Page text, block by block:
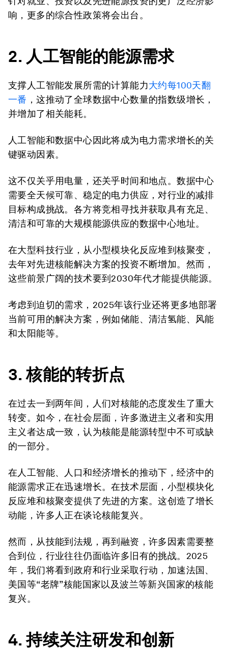
响，更多的综合性政策将会出台。
2. 人工智能的能源需求
支撑人工智能发展所需的计算能力大约每100天翻
一番 ，这推动了全球数据中心数量的指数级增长，
并增加了相关能耗。
人工智能和数据中心因此将成为电力需求增长的关
键驱动因素。
这不仅关乎用电量，还关乎时间和地点。数据中心
需要全天候可靠、稳定的电力供应，对行业的减排
目标构成挑战。各方将竞相寻找并获取具有充足、
清洁和可靠的大规模能源供应的数据中心地址。
在大型科技行业，从小型模块化反应堆到核聚变，
去年对先进核能解决方案的投资不断增加。然而，
这些前景广阔的技术要到2030年代才能提供能源。
考虑到迫切的需求，2025年该行业还将更多地部署
当前可用的解决方案，例如储能、清洁氢能、风能
和太阳能等。
3.核能的转折点
在过去一到两年间，人们对核能的态度发生了重大
转变。如今，在社会层面，许多激进主义者和实用
主义者达成一致，认为核能是能源转型中不可或缺
的一部分。
在人工智能、人口和经济增长的推动下，经济中的
能源需求正在迅速增长。在技术层面，小型模块化
反应堆和核聚变提供了先进的方案。这创造了增长
动能，许多人正在谈论核能复兴。
然而，从技能到法规，再到融资，许多因素需要整
合到位，行业往往仍面临许多旧有的挑战。2025
年，我们将看到政府和行业采取行动，加速法国、
美国等“老牌”核能国家以及波兰等新兴国家的核能
复兴。
4.持续关注研发和创新